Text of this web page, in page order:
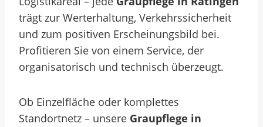
trägt zur Werterhaltung, Verkehrssicherheit
und zum positiven Erscheinungsbild bei.
Profitieren Sie von einem Service, der
organisatorisch und technisch überzeugt.
Ob Einzelfläche oder komplettes
Standortnetz – unsere Graupflege in